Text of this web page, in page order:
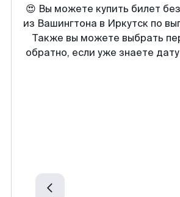
😍 Вы можете купить билет
из Вашингтона в Иркутск по
Также вы можете выбрать
обратно, если уже знаете